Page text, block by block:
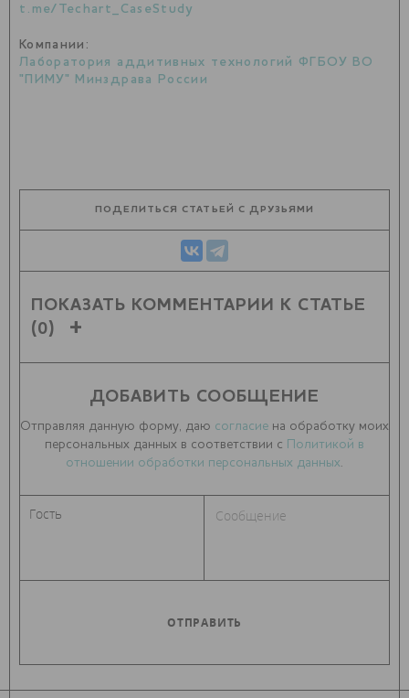
t.me/Techart_CaseStudy
Компании:
Лаборатория аддитивных технологий ФГБОУ ВО
"ПИМУ" Минздрава России
ПОДЕЛИТЬСЯ СТАТЬЕЙ С ДРУЗЬЯМИ
ПОКАЗАТЬ КОММЕНТАРИИ К СТАТЬЕ
(0)
ДОБАВИТЬ СООБЩЕНИЕ
Отправляя данную форму, даю согласие на обработку моих
персональных данных в соответствии с
Политикой в
отношении обработки персональных данных.